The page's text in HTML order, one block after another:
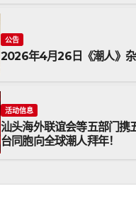
公告
2026年4月26日《潮人》
活动信息
汕头海外联谊会等五部门携
台同胞向全球潮人拜年！